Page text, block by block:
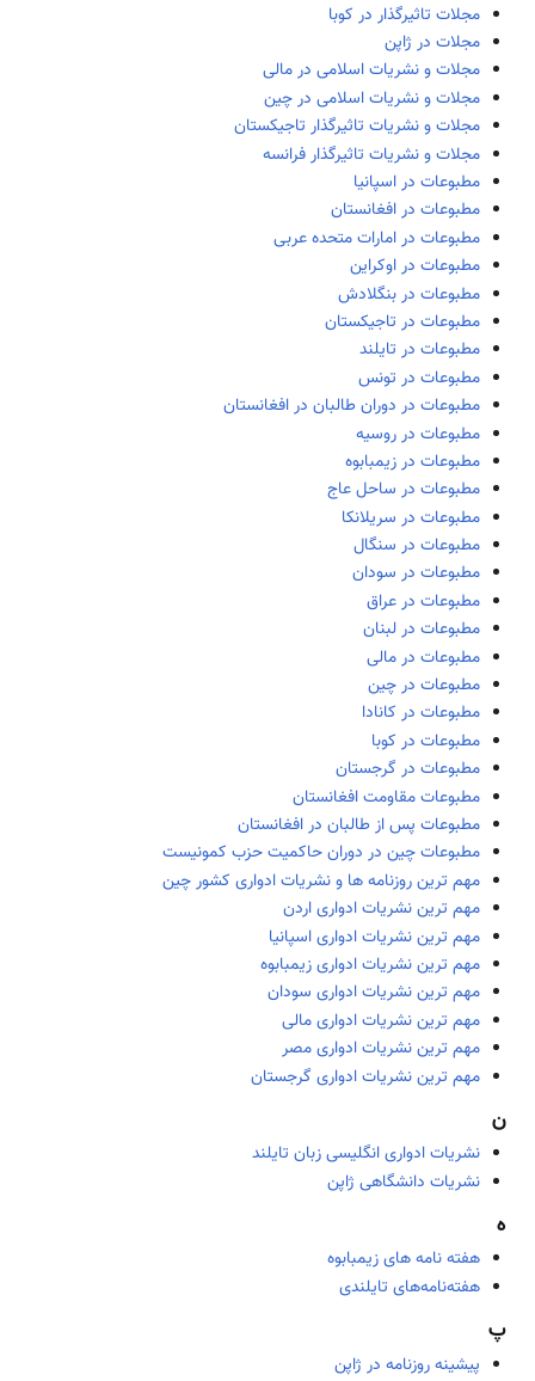
مجلات تاثیرگذار در کوبا
مجلات در ژاپن
مجلات و نشریات اسلامی در مالی
مجلات و نشریات اسلامی در چین
مجلات و نشریات تاثیرگذار تاجیکستان
مجلات و نشریات تاثیرگذار فرانسه
مطبوعات در اسپانیا
مطبوعات در افغانستان
مطبوعات در امارات متحده عربی
مطبوعات در اوکراین
مطبوعات در بنگلادش
مطبوعات در تاجیکستان
مطبوعات در تایلند
مطبوعات در تونس
مطبوعات در دوران طالبان در افغانستان
مطبوعات در روسیه
مطبوعات در زیمبابوه
مطبوعات در ساحل عاج
مطبوعات در سریلانکا
مطبوعات در سنگال
مطبوعات در سودان
مطبوعات در عراق
مطبوعات در لبنان
مطبوعات در مالی
مطبوعات در چین
مطبوعات در کانادا
مطبوعات در کوبا
مطبوعات در گرجستان
مطبوعات مقاومت افغانستان
مطبوعات پس از طالبان در افغانستان
مطبوعات چین در دوران حاکمیت حزب کمونیست
مهم ترین روزنامه ها و نشریات ادواری کشور چین
مهم ترین نشریات ادواری اردن
مهم ترین نشریات ادواری اسپانیا
مهم ترین نشریات ادواری زیمبابوه
مهم ترین نشریات ادواری سودان
مهم ترین نشریات ادواری مالی
مهم ترین نشریات ادواری مصر
مهم ترین نشریات ادواری گرجستان
ن
نشریات ادواری انگلیسی زبان تایلند
نشریات دانشگاهی ژاپن
ه
هفته نامه های زیمبابوه
هفته‌نامه‌های تایلندی
پ
پیشینه روزنامه در ژاپن